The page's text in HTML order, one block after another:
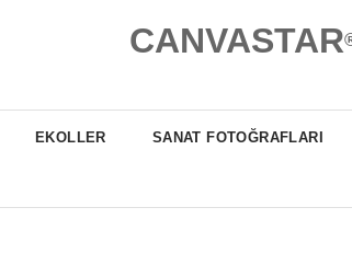
CANVASTAR
EKOLLER SANAT FOTOĞRAFLARI